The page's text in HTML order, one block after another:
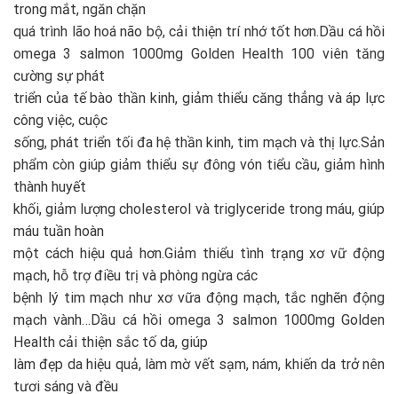
trong mắt, ngăn chặn
quá trình lão hoá não bộ, cải thiện trí nhớ tốt hơn.Dầu cá hồi
omega 3 salmon 1000mg Golden Health 100 viên tăng
cường sự phát
triển của tế bào thần kinh, giảm thiểu căng thẳng và áp lực
công việc, cuộc
sống, phát triển tối đa hệ thần kinh, tim mạch và thị lực.Sản
phẩm còn giúp giảm thiểu sự đông vón tiểu cầu, giảm hình
thành huyết
khối, giảm lượng cholesterol và triglyceride trong máu, giúp
máu tuần hoàn
một cách hiệu quả hơn.Giảm thiểu tình trạng xơ vữ động
mạch, hỗ trợ điều trị và phòng ngừa các
bệnh lý tim mạch như xơ vữa động mạch, tắc nghẽn động
mạch vành…Dầu cá hồi omega 3 salmon 1000mg Golden
Health cải thiện sắc tố da, giúp
làm đẹp da hiệu quả, làm mờ vết sạm, nám, khiến da trở nên
tươi sáng và đều